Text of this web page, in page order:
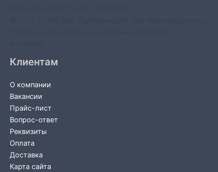
Клиентам
О компании
Вакансии
Прайс-лист
Вопрос-ответ
Реквизиты
Оплата
Доставка
Карта сайта